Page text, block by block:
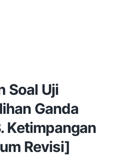
Soal Uji
Ganda
Ketimpangan
Revisi]